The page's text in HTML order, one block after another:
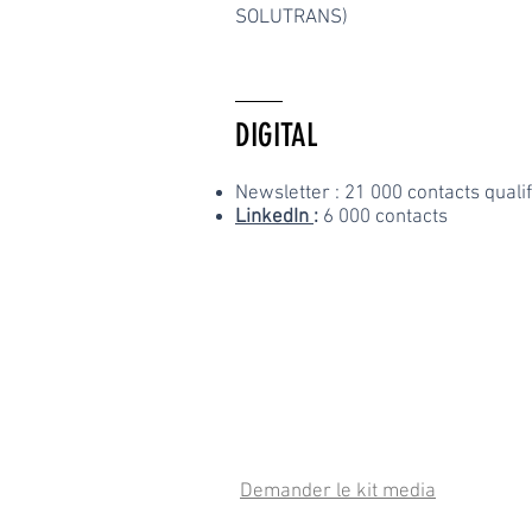
SOLUTRANS)
DIGITAL
Newsletter : 21 000 contacts
LinkedIn: 6 000 contacts
Demander le kit media